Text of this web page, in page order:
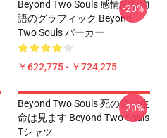
Beyond Two Souls 感情的な物
語のグラフィック Beyond
Two Souls パーカー
￥622,775 - ￥724,275
-20%
Beyond Two Souls 死の後の生
命は見ます Beyond Two Souls
Tシャツ
-20%